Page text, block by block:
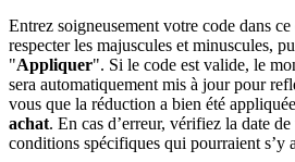
Entrez soigneusement votre code dans
respecter les majuscules et minuscules,
"Appliquer". Si le code est valide, le
sera automatiquement mis à jour pour
vous que la réduction a bien été
achat. En cas d’erreur, vérifiez la date
conditions spécifiques qui pourraient s’y